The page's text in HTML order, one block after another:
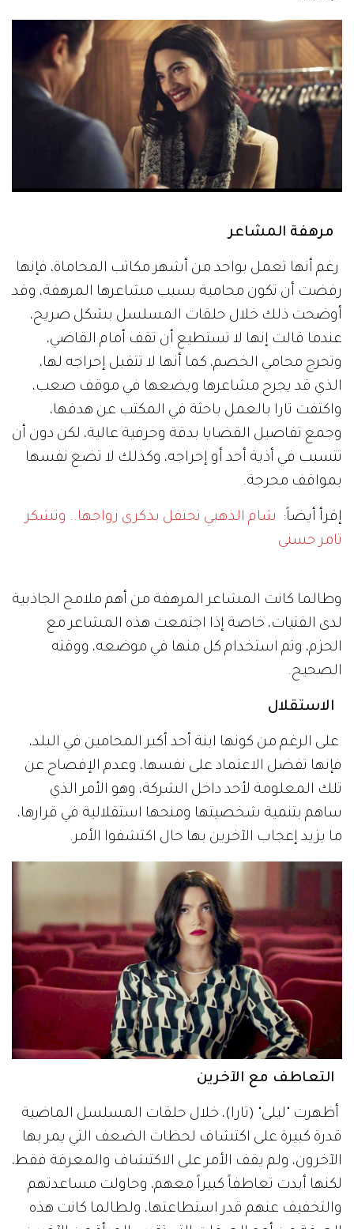
مرهفة المشاعر
رغم أنها تعمل بواحد من أشهر مكاتب المحاماة، فإنها
رفضت أن تكون محامية بسبب مشاعرها المرهفة، وقد
أوضحت ذلك خلال حلقات المسلسل بشكل صريح،
عندما قالت إنها لا تستطيع أن تقف أمام القاضي،
وتحرج محامي الخصم، كما أنها لا تتقبل إحراجه لها،
الذي قد يجرح مشاعرها ويضعها في موقف صعب،
واكتفت تارا بالعمل باحثة في المكتب عن هدفها،
وجمع تفاصيل القضايا بدقة وحرفية عالية، لكن دون أن
تتسبب في أذية أحد أو إحراجه، وكذلك لا تضع نفسها
بمواقف محرجة.
إقرأ أيضاً: شام الذهبي تحتفل بذكرى زواجها.. وتشكر
تامر حسني
وطالما كانت المشاعر المرهفة من أهم ملامح الجاذبية
لدى الفتيات، خاصة إذا اجتمعت هذه المشاعر مع
الحزم، وتم استخدام كل منها في موضعه، ووقته
الصحيح.
الاستقلال
على الرغم من كونها ابنة أحد أكبر المحامين في البلد،
فإنها تفضل الاعتماد على نفسها، وعدم الإفصاح عن
تلك المعلومة لأحد داخل الشركة، وهو الأمر الذي
ساهم بتنمية شخصيتها ومنحها استقلالية في قرارها،
ما يزيد إعجاب الآخرين بها حال اكتشفوا الأمر.
التعاطف مع الآخرين
أظهرت "ليلى" (تارا)، خلال حلقات المسلسل الماضية
قدرة كبيرة على اكتشاف لحظات الضعف التي يمر بها
الآخرون، ولم يقف الأمر على الاكتشاف والمعرفة فقط،
لكنها أبدت تعاطفاً كبيراً معهم، وحاولت مساعدتهم
والتخفيف عنهم قدر استطاعتها، ولطالما كانت هذه